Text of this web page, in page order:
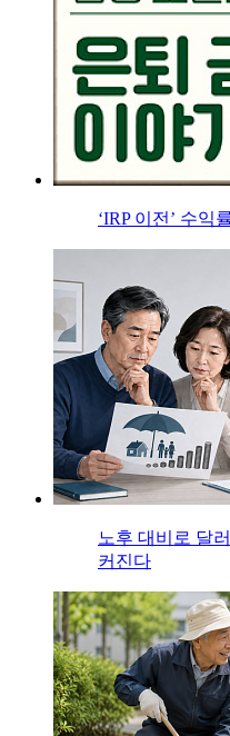
‘IRP 이전’ 수익
노후 대비로 달
커진다